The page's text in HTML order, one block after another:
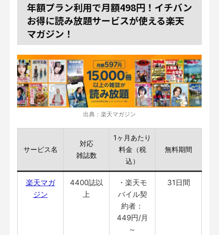
年額プラン利用で月額498円！イチバン
お得に読み放題サービスが使える楽天
マガジン！
出典：楽天マガジン
サービス名
対応
雑誌数
1ヶ月あたり
料金（税
込）
無料期間
楽天マガ
ジン
4400誌以
上
・楽天モ
バイル契
約者：
449円/月
～
31日間